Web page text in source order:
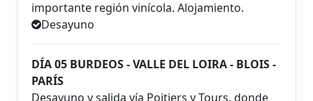
importante región vinícola. Alojamiento.
Desayuno
DÍA 05 BURDEOS - VALLE DEL LOIRA - BLOIS -
PARÍS
Desayuno y salida vía Poitiers y Tours, donde